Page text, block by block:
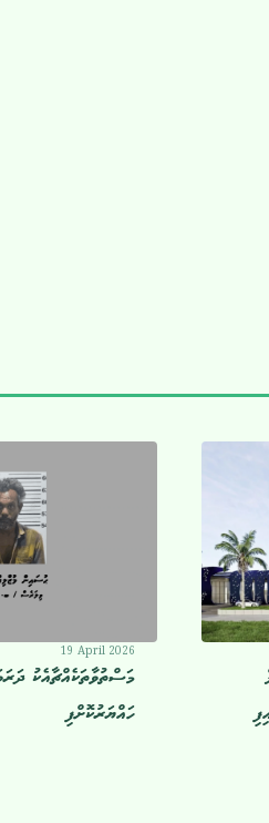
19 April 2026
މަސްތުވާތަކެއްޗާއެކު
ހައްޔަރުކޮށްފި